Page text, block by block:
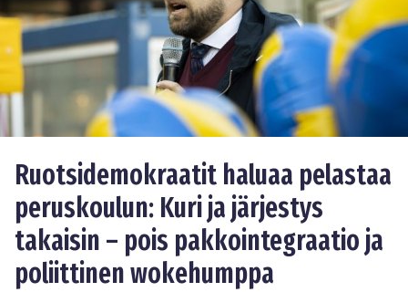
Ruotsidemokraatit haluaa pelastaa
peruskoulun: Kuri ja järjestys
takaisin – pois pakkointegraatio ja
poliittinen wokehumppa